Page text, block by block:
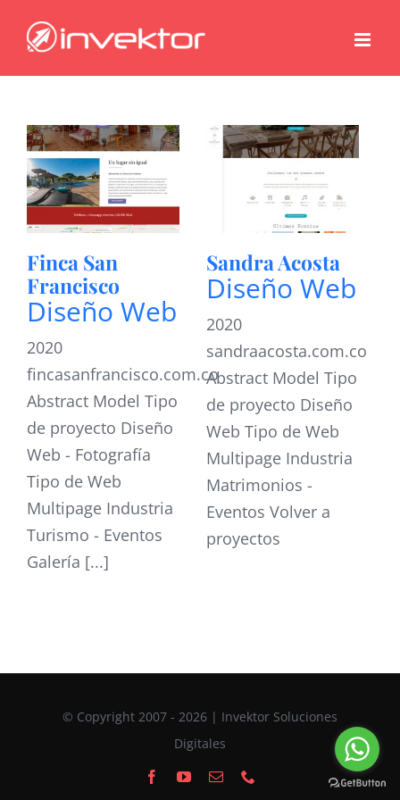
Finca San
Francisco
Diseño Web
2020
fincasanfrancisco.com.co
Abstract Model Tipo
de proyecto Diseño
Web - Fotografía
Tipo de Web
Multipage Industria
Turismo - Eventos
Galería [...]
Sandra
Acosta
Sandra Acosta
Diseño Web
2020
sandraacosta.com.co
Abstract Model Tipo
de proyecto Diseño
Web Tipo de Web
Multipage Industria
Matrimonios -
Eventos Volver a
proyectos
© Copyright 2007 - 2026 | Invektor Soluciones
Digitales